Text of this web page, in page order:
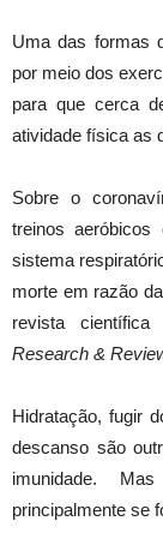
Uma das formas
por meio dos
para que cerca
atividade física as
Sobre o
treinos
sistema
morte em razão
revista
Research &
Hidratação, fugir
descanso são
imunidade.
principalmente se